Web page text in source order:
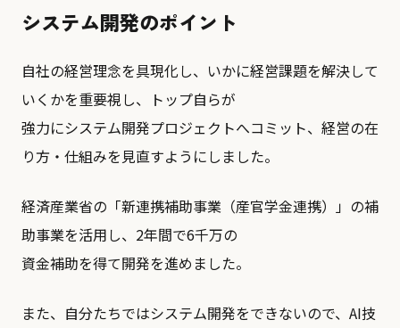
システム開発のポイント
自社の経営理念を具現化し、いかに経営課題を解決して
いくかを重要視し、トップ自らが
強力にシステム開発プロジェクトへコミット、経営の在
り方・仕組みを見直すようにしました。
経済産業省の「新連携補助事業（産官学金連携）」の補
助事業を活用し、2年間で6千万の
資金補助を得て開発を進めました。
また、自分たちではシステム開発をできないので、AI技